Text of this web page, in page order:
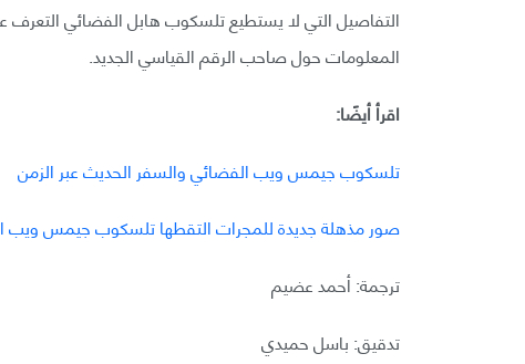
التفاصيل التي لا يستطيع تلسكوب هابل الفضائي التعرف
المعلومات حول صاحب الرقم القياسي الجديد.
اقرأ أيضًا:
تلسكوب جيمس ويب الفضائي والسفر الحديث عبر الزمن
صور مذهلة جديدة للمجرات التقطها تلسكوب جيمس ويب
ترجمة: أحمد عضيم
تدقيق: باسل حميدي